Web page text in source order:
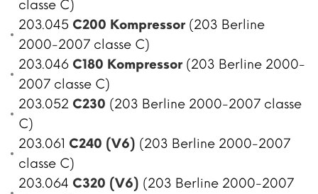
classe C)
203.045 C200 Kompressor (203 Berline
2000-2007 classe C)
203.046 C180 Kompressor (203 Berline 2000-
2007 classe C)
203.052 C230 (203 Berline 2000-2007 classe
C)
203.061 C240 (V6) (203 Berline 2000-2007
classe C)
203.064 C320 (V6) (203 Berline 2000-2007